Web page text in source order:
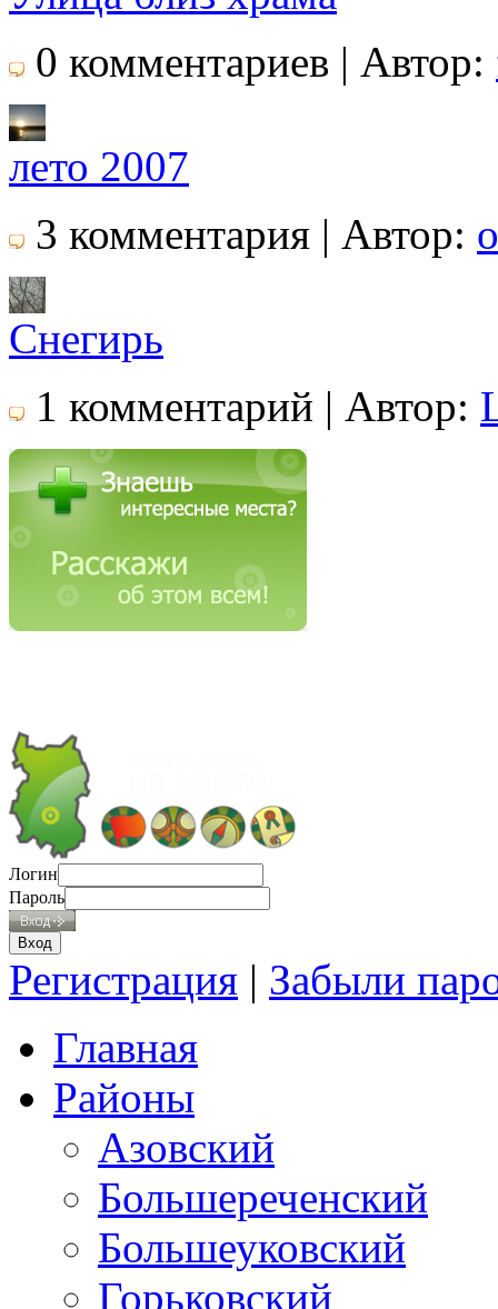
0 комментариев | Автор:
лето 2007
3 комментария | Автор:
Снегирь
1 комментарий | Автор:
Логин
Пароль
Регистрация | Забыли
Главная
Районы
Азовский
Большереченский
Большеуковский
Горьковский